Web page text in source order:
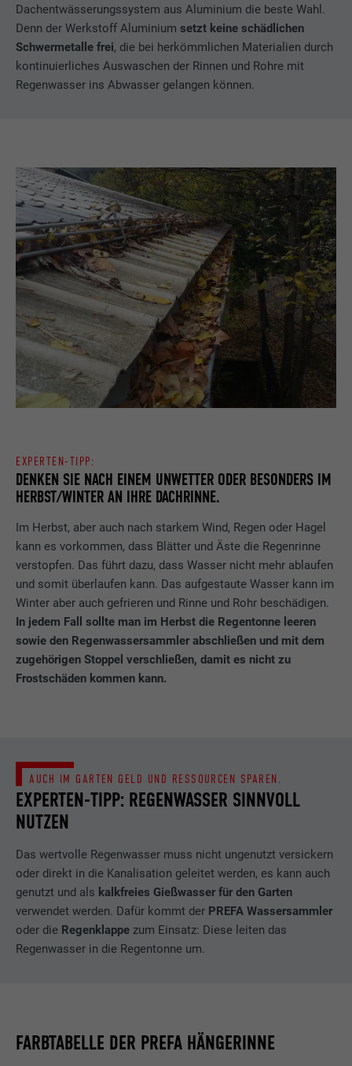
Dachentwässerungssystem aus Aluminium die beste Wahl.
Denn der Werkstoff Aluminium setzt keine schädlichen
Schwermetalle frei, die bei herkömmlichen Materialien durch
kontinuierliches Auswaschen der Rinnen und Rohre mit
Regenwasser ins Abwasser gelangen können.
DENKEN SIE NACH EINEM UNWETTER ODER BESONDERS IM
HERBST/WINTER AN IHRE DACHRINNE.
EXPERTEN-TIPP:
Im Herbst, aber auch nach starkem Wind, Regen oder Hagel
kann es vorkommen, dass Blätter und Äste die Regenrinne
verstopfen. Das führt dazu, dass Wasser nicht mehr ablaufen
und somit überlaufen kann. Das aufgestaute Wasser kann im
Winter aber auch gefrieren und Rinne und Rohr beschädigen.
In jedem Fall sollte man im Herbst die Regentonne leeren
sowie den Regenwassersammler abschließen und mit dem
zugehörigen Stoppel verschließen, damit es nicht zu
Frostschäden kommen kann.
EXPERTEN-TIPP: REGENWASSER SINNVOLL
NUTZEN
AUCH IM GARTEN GELD UND RESSOURCEN SPAREN.
Das wertvolle Regenwasser muss nicht ungenutzt versickern
oder direkt in die Kanalisation geleitet werden, es kann auch
genutzt und als kalkfreies Gießwasser für den Garten
verwendet werden. Dafür kommt der PREFA Wassersammler
oder die Regenklappe zum Einsatz: Diese leiten das
Regenwasser in die Regentonne um.
FARBTABELLE DER PREFA HÄNGERINNE